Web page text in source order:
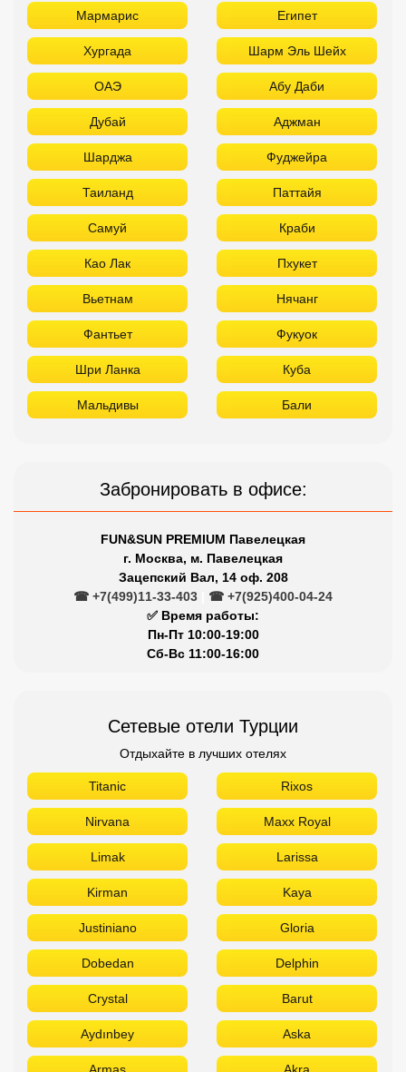
Таиланд Паттайя
Самуй Краби
Као Лак Пхукет
Вьетнам Нячанг
Фантьет Фукуок
Шри Ланка Куба
Мальдивы Бали
Забронировать в офисе:
FUN&SUN PREMIUM Павелецкая
г. Москва, м. Павелецкая
Зацепский Вал, 14 оф. 208
☎ +7(499)11-33-403
☎ +7(925)400-04-24
Сетевые отели Турции
Отдыхайте в лучших отелях
Titanic
Justiniano Gloria
Dobedan Delphin
Crystal Barut
Aydınbey Aska
Armas Akra
Akka
Сетевые отели Египта
Отдыхайте в лучших отелях